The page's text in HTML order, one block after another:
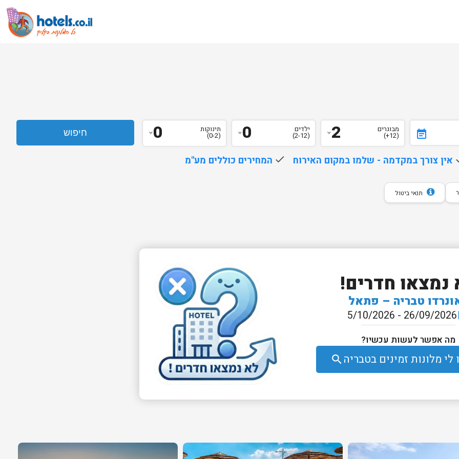
event_note מבוגרים
(12+)
2 ילדים
(2-12)
0 תינוקות
(0-2)
0
אין צורך במקדמה - שלמו במקום האירוח done המחירים כוללים מע"מ
תנאי ביטול
נמצאו חדרים!
טבריה – פתאל
26/09/2026 - 5/10/2026
מה אפשר לעשות עכשיו?
מלונות זמינים בטבריה search